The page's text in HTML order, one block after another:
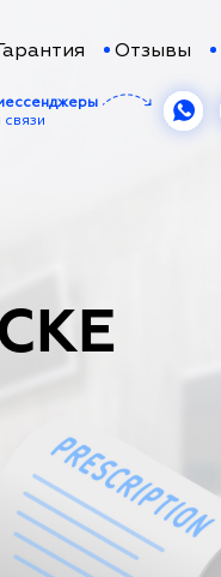
Отзывы
связи